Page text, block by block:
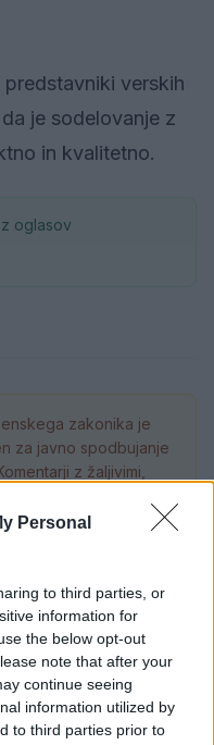
Personal
to third parties, or
information for
the below opt-out
note that after your
continue seeing
information utilized by
to third parties prior to
verskih
je sodelovanje z
in kvalitetno.
oglasov
zakonika je
za javno spodbujanje
z žaljivimi,
→